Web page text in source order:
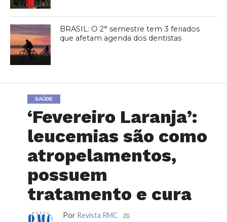
BRASIL: O 2° semestre tem 3 feriados
que afetam agenda dos dentistas
SAÚDE
‘Fevereiro Laranja’:
leucemias são como
atropelamentos,
possuem
tratamento e cura
Por Revista RMC